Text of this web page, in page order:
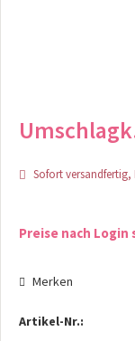
Sofort versandfertig,
Preise nach Login
Merken
Artikel-Nr.: